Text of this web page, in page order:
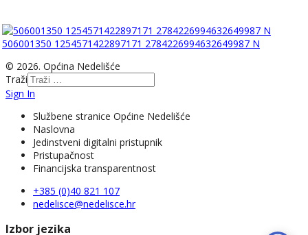
506001350 1254571422897171 2784226994632649987 N
© 2026. Općina Nedelišće
Traži
Sign In
Službene stranice Općine Nedelišće
Naslovna
Jedinstveni digitalni pristupnik
Pristupačnost
Financijska transparentnost
+385 (0)40 821 107
nedelisce@nedelisce.hr
Izbor jezika